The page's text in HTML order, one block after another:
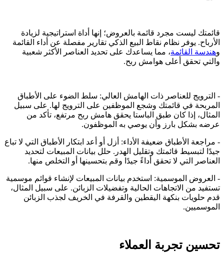
قائمتك ليست مجرد قائمة بالعروض؛ إنها أداة استراتيجية لزيادة
الأرباح. يوفر نظام نقاط البيع الذكي تقارير مفصلة عن أداء القائمة
وهندسة القائمة، مما يساعدك على تحديد العناصر الأكثر شعبية
والتي تحقق أعلى هوامش ربح.
- الترويج للعناصر ذات الهامش العالي: سلط الضوء على الأطباق
المربحة في قائمتك وشجع الموظفين على الترويج لها. على سبيل
المثال، إذا كان طبق الباستا يحقق هامش ربح مرتفع، تأكد من
عرضه بشكل بارز وأن يوصي به الموظفون.
- مراجعة الأطباق ضعيفة الأداء: أزل أو أعد ابتكار الأطباق التي لا تباع
جيدًا لتبسيط قائمتك وتقليل الهدر. حلل بيانات المبيعات لتحديد
العناصر التي لا تحقق أداءً جيدًا وقم بتحسينها أو التخلص منها.
- العروض الموسمية: استخدم بيانات المبيعات لإنشاء قوائم موسمية
تستفيد من الاتجاهات الحالية وتفضيلات الزبائن. على سبيل المثال،
قدم حلويات بنكهة اليقطين والقرفة في الخريف لجذب الزبائن
الموسميين.
تحسين تجربة العملاء